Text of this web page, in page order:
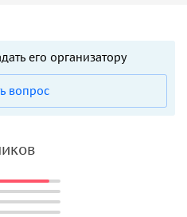
его организатору
вопрос